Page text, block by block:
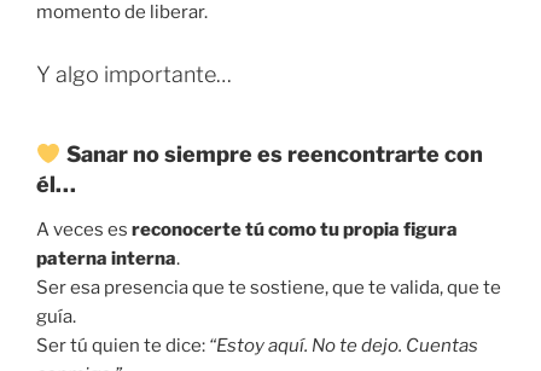
momento de liberar.
Y algo importante…
Sanar no siempre es reencontrarte con
él…
A veces es reconocerte tú como tu propia figura
paterna interna.
Ser esa presencia que te sostiene, que te valida, que te
guía.
Ser tú quien te dice: “Estoy aquí. No te dejo. Cuentas